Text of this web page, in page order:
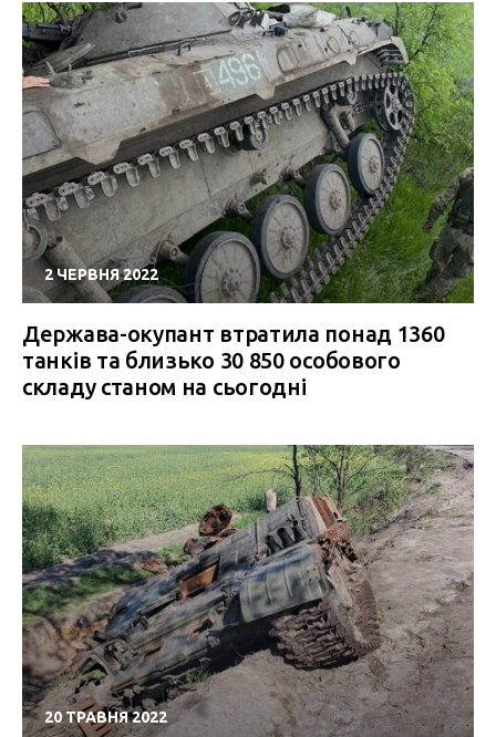
2 ЧЕРВНЯ 2022
Держава-окупант втратила понад 1360
танків та близько 30 850 особового
складу станом на сьогодні
20 ТРАВНЯ 2022